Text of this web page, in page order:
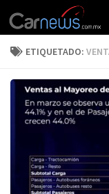
ETIQUETADO: